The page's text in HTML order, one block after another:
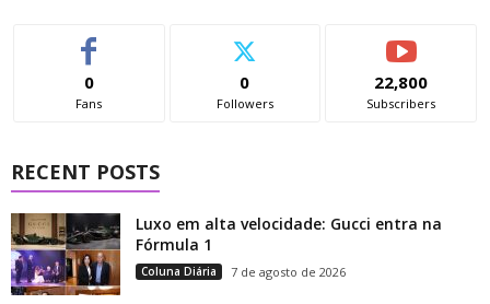
0
Fans
0
Followers
22,800
Subscribers
RECENT POSTS
Luxo em alta velocidade: Gucci entra na
Fórmula 1
Coluna Diária 7 de agosto de 2026